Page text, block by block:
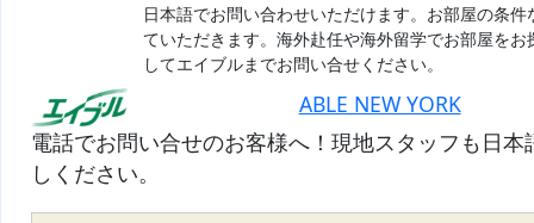
日本語でお問い合わせいただけます。お部屋の条
ていただきます。海外赴任や海外留学でお部屋を
してエイブルまでお問い合せください。
ABLE NEW YORK
電話でお問い合せのお客様へ！現地スタッフも日
しください。